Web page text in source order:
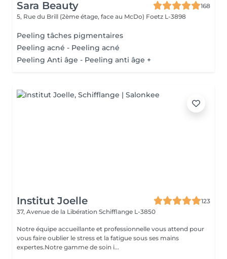
Sara Beauty
168
5, Rue du Brill (2ème étage, face au McDo) Foetz L-3898
Peeling tâches pigmentaires
Peeling acné - Peeling acné
Peeling Anti âge - Peeling anti âge +
Institut Joelle
123
37, Avenue de la Libération Schifflange L-3850
Notre équipe accueillante et professionnelle vous attend pour
vous faire oublier le stress et la fatigue sous ses mains
expertes.Notre gamme de soin i...